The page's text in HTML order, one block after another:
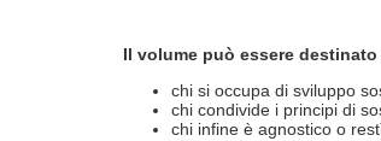
Il volume può essere
chi si occupa di sviluppo
chi condivide i principi di
chi infine è agnostico o